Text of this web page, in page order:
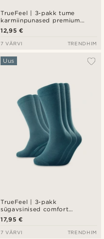
TrueFeel | 3-pakk tume
karmiinpunased premium
puuvillased crew-sokid
12,95 €
7 VÄRVI TRENDHIM
TrueFeel | 3-pakk
sügavsinised comfort
bambusest crew-sokid
Uus
17,95 €
7 VÄRVI TRENDHIM